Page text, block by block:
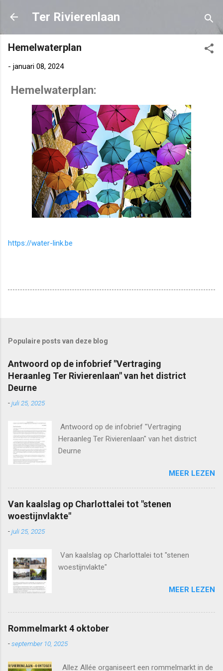
Doorgaan naar hoofdcontent
Ter Rivierenlaan
Hemelwaterplan
- januari 08, 2024
Hemelwaterplan:
https://water-link.be
Populaire posts van deze blog
Antwoord op de infobrief "Vertraging
Heraanleg Ter Rivierenlaan" van het district
Deurne
-juli 25, 2025
Antwoord op de infobrief "Vertraging
Heraanleg Ter Rivierenlaan" van het district
Deurne
MEER LEZEN
Van kaalslag op Charlottalei tot "stenen
woestijnvlakte"
-juli 25, 2025
Van kaalslag op Charlottalei tot "stenen
woestijnvlakte"
MEER LEZEN
Rommelmarkt 4 oktober
-september 10, 2025
Allez Allée organiseert een rommelmarkt in de